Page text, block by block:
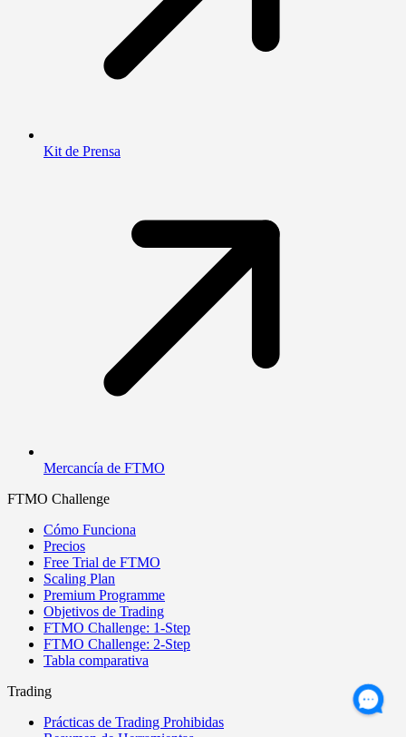
Kit de Prensa
Mercancía de FTMO
FTMO Challenge
Cómo Funciona
Precios
Free Trial de FTMO
Scaling Plan
Premium Programme
Objetivos de Trading
FTMO Challenge: 1-Step
FTMO Challenge: 2-Step
Tabla comparativa
Trading
Prácticas de Trading Prohibidas